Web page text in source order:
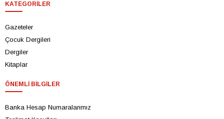
KATEGORILER
Gazeteler
Çocuk Dergileri
Dergiler
Kitaplar
ÖNEMLI BILGILER
Banka Hesap Numaralarımız